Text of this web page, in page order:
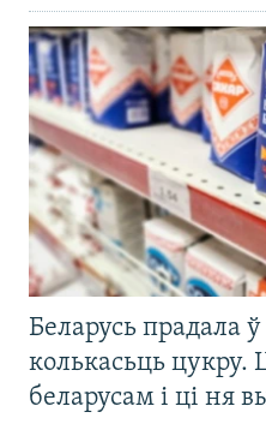
Беларусь прадала
колькасьць цукру.
беларусам і ці ня